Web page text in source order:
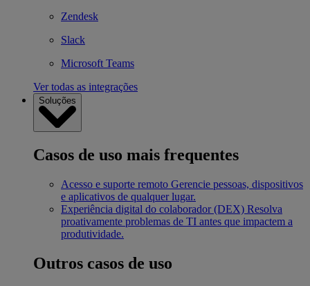
Zendesk
Slack
Microsoft Teams
Ver todas as integrações
Soluções
Casos de uso mais frequentes
Acesso e suporte remoto Gerencie pessoas, dispositivos
e aplicativos de qualquer lugar.
Experiência digital do colaborador (DEX) Resolva
proativamente problemas de TI antes que impactem a
produtividade.
Outros casos de uso